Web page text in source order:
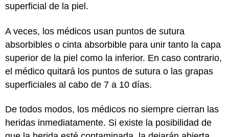
superficial de la piel.
A veces, los médicos usan puntos de sutura
absorbibles o cinta absorbible para unir tanto la capa
superior de la piel como la inferior. En caso contrario,
el médico quitará los puntos de sutura o las grapas
superficiales al cabo de 7 a 10 días.
De todos modos, los médicos no siempre cierran las
heridas inmediatamente. Si existe la posibilidad de